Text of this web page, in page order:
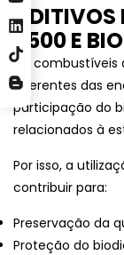
ADITIVOS
S500 E
Os combustíveis
diferentes das
participação do
relacionados à
Por isso, a
contribuir para:
Preservação da
Proteção do